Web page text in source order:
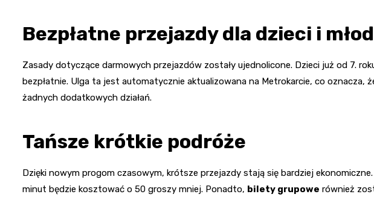
Bezpłatne przejazdy dla dzieci i
Zasady dotyczące darmowych przejazdów zostały ujednolicone. Dzieci już od 7.
bezpłatnie. Ulga ta jest automatycznie aktualizowana na Metrokarcie, co oznacza,
żadnych dodatkowych działań.
Tańsze krótkie podróże
Dzięki nowym progom czasowym, krótsze przejazdy stają się bardziej
minut będzie kosztować o 50 groszy mniej. Ponadto, bilety grupowe również